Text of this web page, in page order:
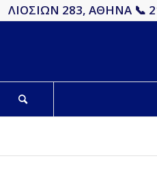
ΛΙΟΣΙΩΝ 283, ΑΘΗΝΑ 📞